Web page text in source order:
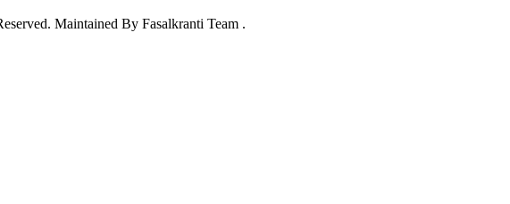
Maintained By Fasalkranti Team .